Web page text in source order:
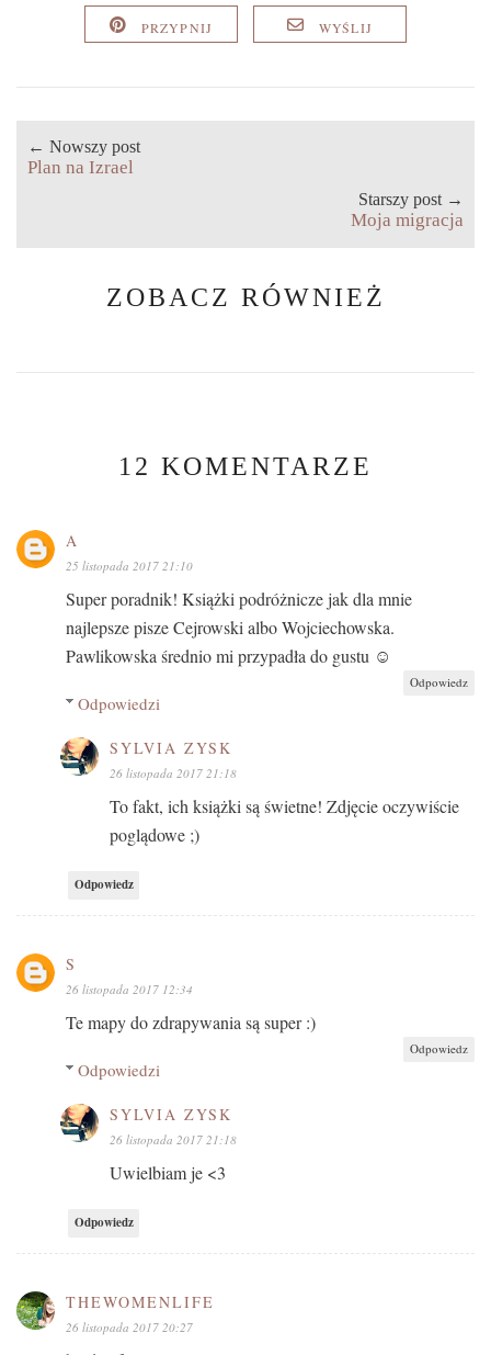
PRZYPNIJ WYŚLIJ
← Nowszy post
Plan na Izrael
Starszy post →
Moja migracja
ZOBACZ RÓWNIEŻ
12 KOMENTARZE
A
25 listopada 2017 21:10
Super poradnik! Książki podróżnicze jak dla mnie
najlepsze pisze Cejrowski albo Wojciechowska.
Pawlikowska średnio mi przypadła do gustu ☺
Odpowiedz
Odpowiedzi
SYLVIA ZYSK
26 listopada 2017 21:18
To fakt, ich książki są świetne! Zdjęcie oczywiście
poglądowe ;)
Odpowiedz
S
26 listopada 2017 12:34
Te mapy do zdrapywania są super :)
Odpowiedz
Odpowiedzi
SYLVIA ZYSK
26 listopada 2017 21:18
Uwielbiam je <3
Odpowiedz
THEWOMENLIFE
26 listopada 2017 20:27